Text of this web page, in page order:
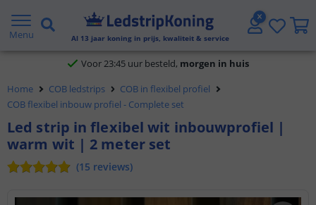
Menu Al 13 jaar koning in prijs, kwaliteit & service
Klantbeoordeling 9.1
Voor 23:45 uur besteld, morgen in huis
Home
COB ledstrips
COB in flexibel profiel
COB flexibel inbouw profiel - Complete set
Led strip in flexibel wit inbouwprofiel |
warm wit | 2 meter set
(15 reviews)